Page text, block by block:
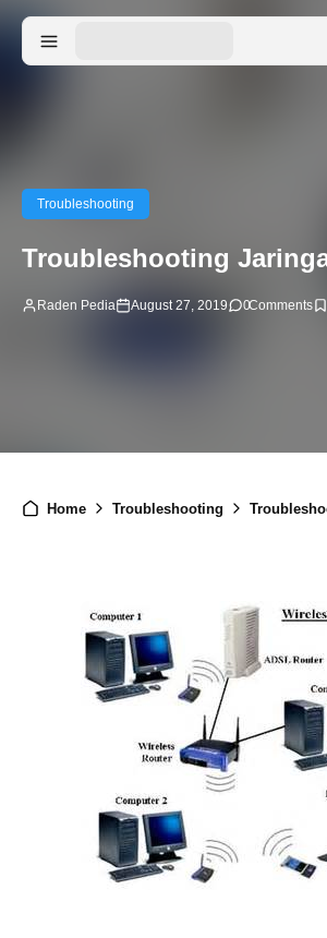
Troubleshooting
Troubleshooting
Raden Pedia August 27, 2019 0Comments
Home Troubleshooting